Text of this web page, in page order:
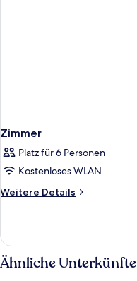
Zimmer
Platz für 6 Personen
Kostenloses WLAN
Weitere Details
Weitere
Ähnliche Unterkünfte